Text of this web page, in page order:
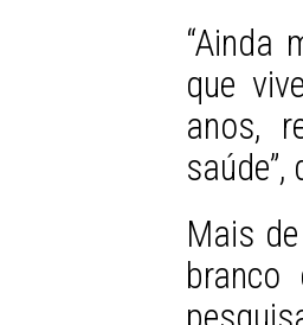
“Ainda
que
anos,
saúde”,
Mais